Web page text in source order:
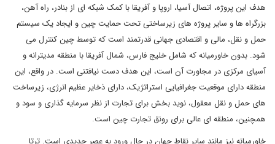
هدف این پروژه، اتصال آسیا، اروپا و آفریقا با کمک شبکه ای از بنادر، راه آهن،
بزرگراه ها و سایر پروژه های زیرساختی تحت حمایت چین و ایجاد یک سیستم
حمل و نقل، مالی و اقتصادی جهانی قدرتمند است که توسط چین کنترل می
شود. بدون خاورمیانه که شامل خلیج فارس، شمال آفریقا با منطقه مدیترانه و
آسیای مرکزی در مجاورت آن است، این هدف دست نیافتنی است. در واقع، این
منطقه دارای موقعیت جغرافیایی استراتژیک، دارای ذخایر عظیم انرژی، زیرساخت
های حمل و نقل معقول، نوید بخش برای تجارت از نظر سرمایه گذاری و سود و
همچنین، منطقه ای عالی برای رونق تجارت چین است.
خاورمیانه نیز مانند سایر نقاط جهان در حال ورود به عصر جدیدی است. ترتا